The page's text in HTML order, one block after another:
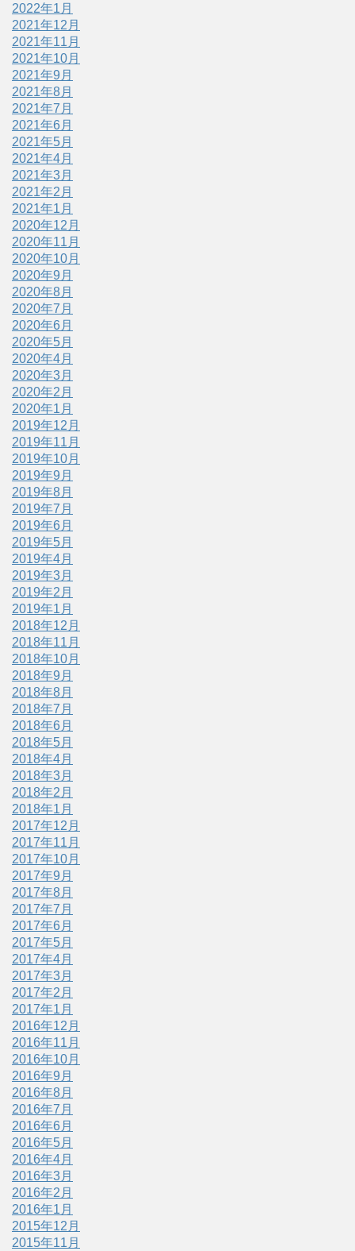
2022年1月
2021年12月
2021年11月
2021年10月
2021年9月
2021年8月
2021年7月
2021年6月
2021年5月
2021年4月
2021年3月
2021年2月
2021年1月
2020年12月
2020年11月
2020年10月
2020年9月
2020年8月
2020年7月
2020年6月
2020年5月
2020年4月
2020年3月
2020年2月
2020年1月
2019年12月
2019年11月
2019年10月
2019年9月
2019年8月
2019年7月
2019年6月
2019年5月
2019年4月
2019年3月
2019年2月
2019年1月
2018年12月
2018年11月
2018年10月
2018年9月
2018年8月
2018年7月
2018年6月
2018年5月
2018年4月
2018年3月
2018年2月
2018年1月
2017年12月
2017年11月
2017年10月
2017年9月
2017年8月
2017年7月
2017年6月
2017年5月
2017年4月
2017年3月
2017年2月
2017年1月
2016年12月
2016年11月
2016年10月
2016年9月
2016年8月
2016年7月
2016年6月
2016年5月
2016年4月
2016年3月
2016年2月
2016年1月
2015年12月
2015年11月